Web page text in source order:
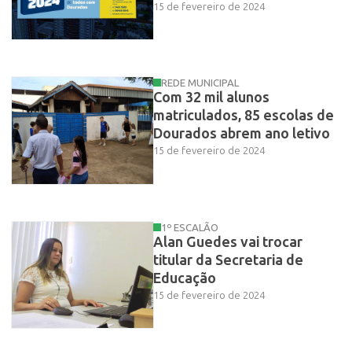
15 de fevereiro de 2024
REDE MUNICIPAL
Com 32 mil alunos
matriculados, 85 escolas de
Dourados abrem ano letivo
15 de fevereiro de 2024
1º ESCALÃO
Alan Guedes vai trocar
titular da Secretaria de
Educação
15 de fevereiro de 2024